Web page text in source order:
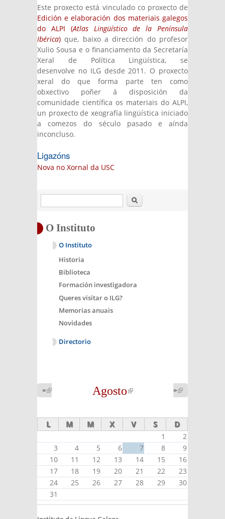
Este proxecto está vinculado co proxecto de
Edición e elaboración dos materiais galegos
do ALPI (Atlas Lingüístico de la Península
Ibérica) que, baixo a dirección do profesor
Xulio Sousa e o financiamento da Secretaría
Xeral de Política Lingüística, se
desenvolve no ILG desde 2011. O proxecto
xeral do que forma parte ten como
obxectivo poñer á disposición da
comunidade científica os materiais do ALPI,
un proxecto de xeografía lingüística iniciado
a comezos do século pasado e aínda
inconcluso.
Ligazóns
Nova no Xornal da USC
Buscar
O Instituto
O Instituto
Historia
Biblioteca
Formación investigadora
Queres visitar o ILG?
Memorias anuais
Novidades
Directorio
Agosto
(link is
«
external)
»
external)
L M M X V S D
1
2
3
4 5 6 7 8
9
10
11 12 13 14 15
16
17
18 19 20 21 22
23
24
25 26 27 28 29
30
31